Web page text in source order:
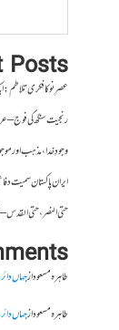
Posts
عصرِ نو کا فکری تلاطم:
رنجیت سنگھ کی فوج –
وجودِ خدا، مذہب اور
ایران پاکستان سمیت
حتی النصر ، حتی القدس
طاہرہ مسعودازجہاں
طاہرہ مسعودازجہاں